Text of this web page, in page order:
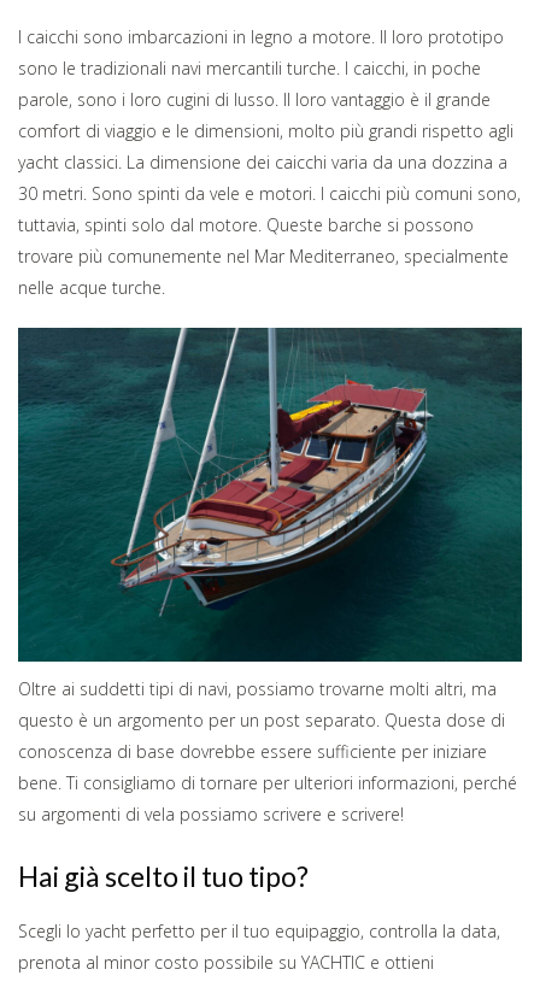
I caicchi sono imbarcazioni in legno a motore. Il loro prototipo
sono le tradizionali navi mercantili turche. I caicchi, in poche
parole, sono i loro cugini di lusso. Il loro vantaggio è il grande
comfort di viaggio e le dimensioni, molto più grandi rispetto agli
yacht classici. La dimensione dei caicchi varia da una dozzina a
30 metri. Sono spinti da vele e motori. I caicchi più comuni sono,
tuttavia, spinti solo dal motore. Queste barche si possono
trovare più comunemente nel Mar Mediterraneo, specialmente
nelle acque turche.
Oltre ai suddetti tipi di navi, possiamo trovarne molti altri, ma
questo è un argomento per un post separato. Questa dose di
conoscenza di base dovrebbe essere sufficiente per iniziare
bene. Ti consigliamo di tornare per ulteriori informazioni, perché
su argomenti di vela possiamo scrivere e scrivere!
Hai già scelto il tuo tipo?
Scegli lo yacht perfetto per il tuo equipaggio, controlla la data,
prenota al minor costo possibile su YACHTIC e ottieni